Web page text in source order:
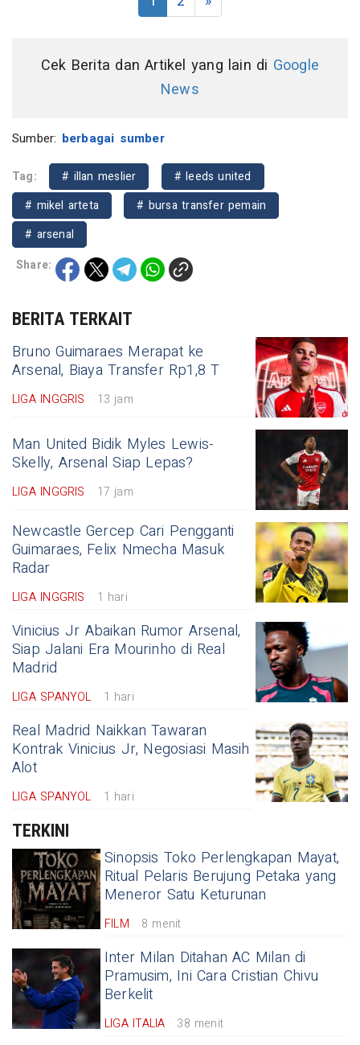
Cek Berita dan Artikel yang lain di Google
News
Sumber: berbagai sumber
Tag: # illan meslier
# leeds united
# mikel arteta
# bursa transfer pemain
# arsenal
Share:
BERITA TERKAIT
Bruno Guimaraes Merapat ke
Arsenal, Biaya Transfer Rp1,8 T
LIGA INGGRIS 13 jam
Man United Bidik Myles Lewis-
Skelly, Arsenal Siap Lepas?
LIGA INGGRIS 17 jam
Newcastle Gercep Cari Pengganti
Guimaraes, Felix Nmecha Masuk
Radar
LIGA INGGRIS 1 hari
Vinicius Jr Abaikan Rumor Arsenal,
Siap Jalani Era Mourinho di Real
Madrid
LIGA SPANYOL 1 hari
Real Madrid Naikkan Tawaran
Kontrak Vinicius Jr, Negosiasi Masih
Alot
LIGA SPANYOL 1 hari
TERKINI
Sinopsis Toko Perlengkapan Mayat,
Ritual Pelaris Berujung Petaka yang
Meneror Satu Keturunan
FILM 8 menit
Inter Milan Ditahan AC Milan di
Pramusim, Ini Cara Cristian Chivu
Berkelit
LIGA ITALIA 38 menit